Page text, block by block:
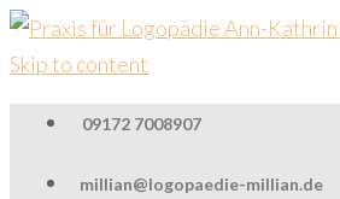
Skip to content
09172 7008907
millian@logopaedie-millian.de